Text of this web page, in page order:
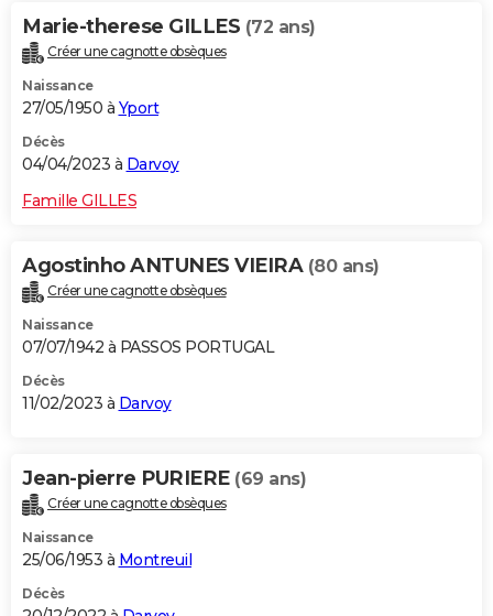
Marie-therese GILLES (72 ans)
Créer une cagnotte obsèques
Naissance
27/05/1950 à Yport
Décès
04/04/2023 à Darvoy
Famille GILLES
Agostinho ANTUNES VIEIRA (80 ans)
Créer une cagnotte obsèques
Naissance
07/07/1942 à PASSOS PORTUGAL
Décès
11/02/2023 à Darvoy
Jean-pierre PURIERE (69 ans)
Créer une cagnotte obsèques
Naissance
25/06/1953 à Montreuil
Décès